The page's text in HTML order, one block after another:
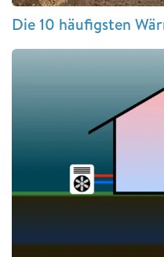
Die 10 häufigsten